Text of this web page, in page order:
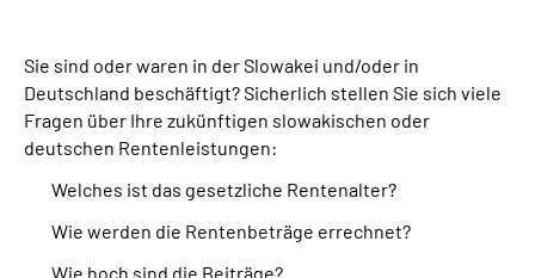
Sie sind oder waren in der Slowakei und/oder in
Deutschland beschäftigt? Sicherlich stellen Sie sich viele
Fragen über Ihre zukünftigen slowakischen oder
deutschen Rentenleistungen:
Welches ist das gesetzliche Rentenalter?
Wie werden die Rentenbeträge errechnet?
Wie hoch sind die Beiträge?